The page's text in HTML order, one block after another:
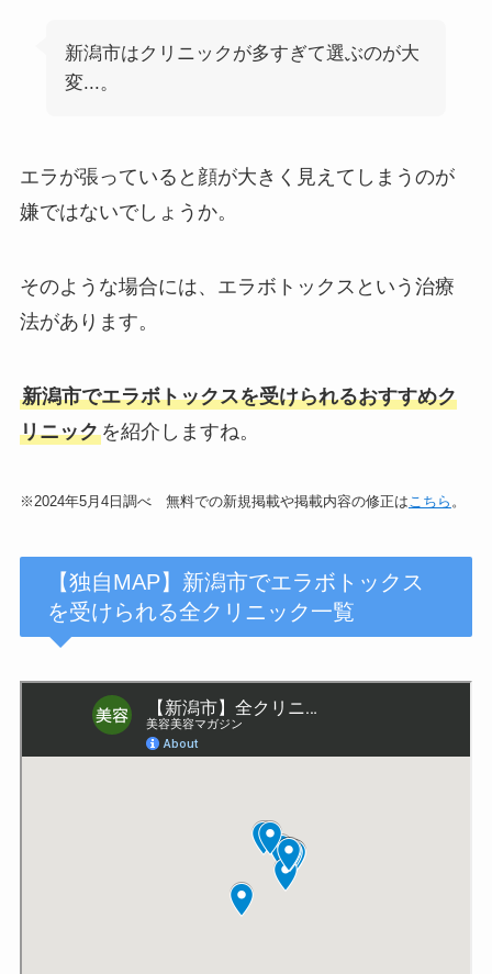
新潟市はクリニックが多すぎて選ぶのが大
変...。
エラが張っていると顔が大きく見えてしまうのが
嫌ではないでしょうか。
そのような場合には、エラボトックスという治療
法があります。
新潟市でエラボトックスを受けられるおすすめク
リニックを紹介しますね。
※2024年5月4日調べ 無料での新規掲載や掲載内容の修正は こちら 。
【独自MAP】新潟市でエラボトックス
を受けられる全クリニック一覧